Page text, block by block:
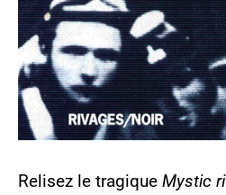
Relisez le tragique Mystic